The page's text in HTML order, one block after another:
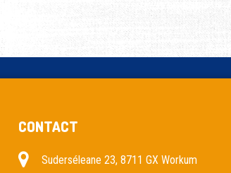
CONTACT
Suderséleane 23, 8711 GX Workum